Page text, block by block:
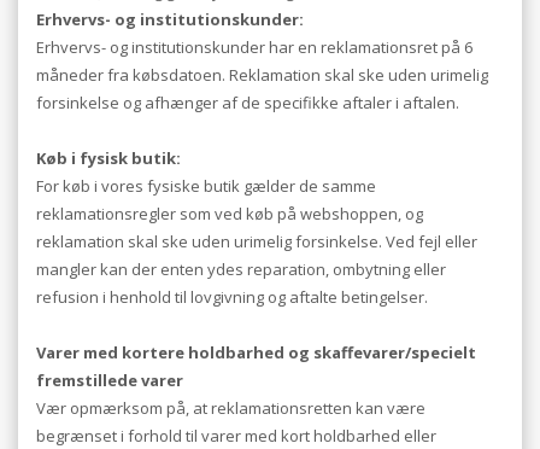
Erhvervs- og institutionskunder:
Erhvervs- og institutionskunder har en reklamationsret på 6
måneder fra købsdatoen. Reklamation skal ske uden urimelig
forsinkelse og afhænger af de specifikke aftaler i aftalen.
Køb i fysisk butik:
For køb i vores fysiske butik gælder de samme
reklamationsregler som ved køb på webshoppen, og
reklamation skal ske uden urimelig forsinkelse. Ved fejl eller
mangler kan der enten ydes reparation, ombytning eller
refusion i henhold til lovgivning og aftalte betingelser.
Varer med kortere holdbarhed og skaffevarer/specielt
fremstillede varer
Vær opmærksom på, at reklamationsretten kan være
begrænset i forhold til varer med kort holdbarhed eller